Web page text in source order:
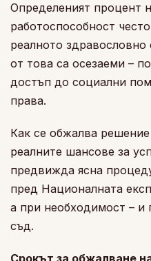
Определеният процент
работоспособност
реалното
от това са осезаеми –
достъп до социални
права.
Как се обжалва
реалните шансове за
предвижда ясна
пред Националната
а при необходимост – и
съд.